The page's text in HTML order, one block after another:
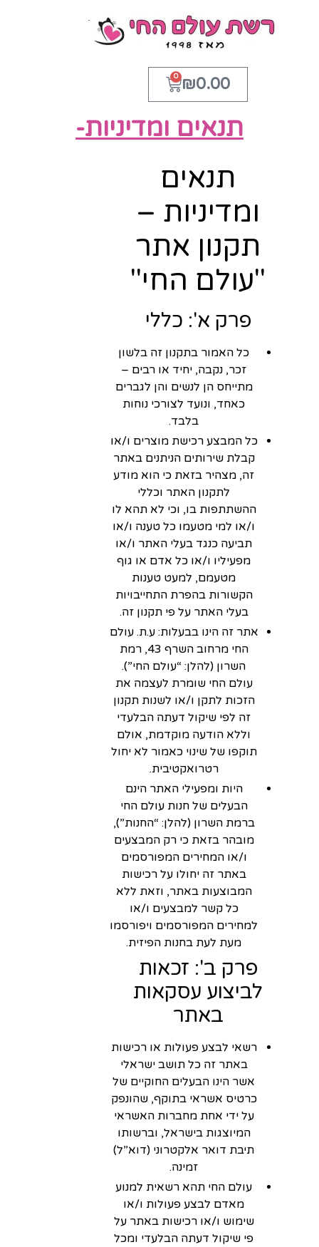
₪0.00
0
תנאים ומדיניות-
תנאים
ומדיניות –
תקנון אתר
"עולם החי"
פרק א': כללי
כל האמור בתקנון זה בלשון
זכר, נקבה, יחיד או רבים –
מתייחס הן לנשים והן לגברים
כאחד, ונועד לצורכי נוחות
בלבד.
כל המבצע רכישת מוצרים ו/או
קבלת שירותים הניתנים באתר
זה, מצהיר בזאת כי הוא מודע
לתקנון האתר וכללי
ההשתתפות בו, וכי לא תהא לו
ו/או למי מטעמו כל טענה ו/או
תביעה כנגד בעלי האתר ו/או
מפעיליו ו/או כל אדם או גוף
מטעמם, למעט טענות
הקשורות בהפרת התחייבויות
בעלי האתר על פי תקנון זה.
אתר זה הינו בבעלות: ע.ת. עולם
החי מרחוב השרף 43, רמת
השרון (להלן: “עולם החי”).
עולם החי שומרת לעצמה את
הזכות לתקן ו/או לשנות תקנון
זה לפי שיקול דעתה הבלעדי
וללא הודעה מוקדמת, אולם
תוקפו של שינוי כאמור לא יחול
רטרואקטיבית.
היות ומפעילי האתר הינם
הבעלים של חנות עולם החי
ברמת השרון (להלן: “החנות”),
מובהר בזאת כי רק המבצעים
ו/או המחירים המפורסמים
באתר זה יחולו על רכישות
המבוצעות באתר, וזאת ללא
כל קשר למבצעים ו/או
למחירים המפורסמים ויפורסמו
מעת לעת בחנות הפיזית.
פרק ב': זכאות
לביצוע עסקאות
באתר
רשאי לבצע פעולות או רכישות
באתר זה כל תושב ישראלי
אשר הינו הבעלים החוקיים של
כרטיס אשראי בתוקף, שהונפק
על ידי אחת מחברות האשראי
המיוצגות בישראל, וברשותו
תיבת דואר אלקטרוני (דוא”ל)
זמינה.
עולם החי תהא רשאית למנוע
מאדם לבצע פעולות ו/או
שימוש ו/או רכישות באתר על
פי שיקול דעתה הבלעדי ומכל